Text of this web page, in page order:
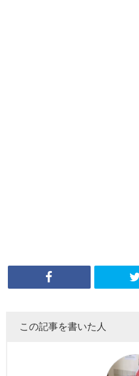
この記事を書いた人